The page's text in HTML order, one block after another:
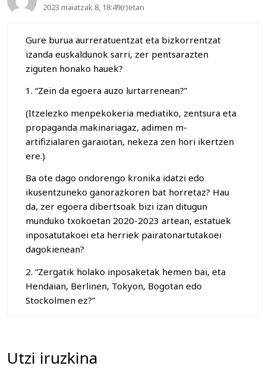
2023 maiatzak 8, 18:49(r)etan
Gure burua aurreratuentzat eta bizkorrentzat
izanda euskaldunok sarri, zer pentsarazten
ziguten honako hauek?
1. “Zein da egoera auzo lurtarrenean?”
(Itzelezko menpekokeria mediatiko, zentsura eta
propaganda makinariagaz, adimen m-
artifizialaren garaiotan, nekeza zen hori ikertzen
ere.)
Ba ote dago ondorengo kronika idatzi edo
ikusentzuneko ganorazkoren bat horretaz? Hau
da, zer egoera dibertsoak bizi izan ditugun
munduko txokoetan 2020-2023 artean, estatuek
inposatutakoei eta herriek pairatonartutakoei
dagokienean?
2. “Zergatik holako inposaketak hemen bai, eta
Hendaian, Berlinen, Tokyon, Bogotan edo
Stockolmen ez?”
Utzi iruzkina